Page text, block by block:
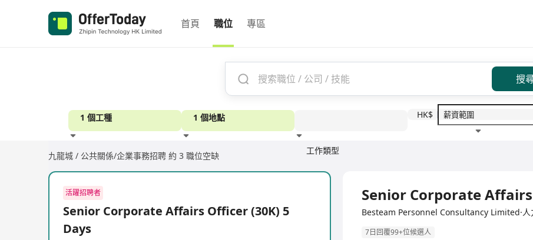
首頁 職位 專區
搜
1 個工種 1 個地點
工作類型
HK$
經驗
九龍城 / 公共關係/企業事務招聘 約 3 職位空缺
活躍招聘者
Senior Corporate Affairs Officer (30K) 5
Days
Senior Corporate
Besteam Personnel Consultancy Limited·人
7日回覆99+位候選人